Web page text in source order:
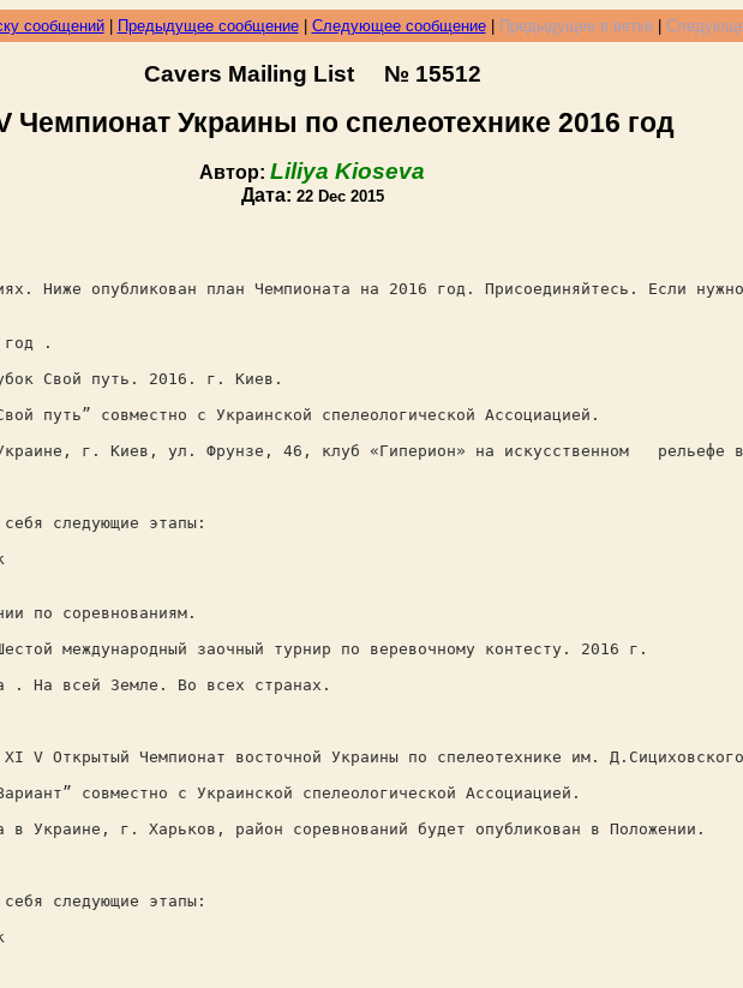
сообщений| Предыдущее сообщение| Следующее сообщение| Предыдущее в ветке|
Cavers Mailing List № 15512
Чемпионат Украины по спелеотехнике 2016 год
Автор: Liliya Kioseva
Дата: 22 Dec 2015
Ниже опубликован план Чемпионата на 2016 год. Присоединяйтесь. Если
год .
Свой путь. 2016. г. Киев.
путь” совместно с Украинской спелеологической Ассоциацией.
г. Киев, ул. Фрунзе, 46, клуб «Гиперион» на искусственном рельефе в
следующие этапы:
по соревнованиям.
международный заочный турнир по веревочному контесту. 2016 г.
. На всей Земле. Во всех странах.
V Открытый Чемпионат восточной Украины по спелеотехнике им.
совместно с Украинской спелеологической Ассоциацией.
в Украине, г. Харьков, район соревнований будет опубликован в Положении.
следующие этапы: